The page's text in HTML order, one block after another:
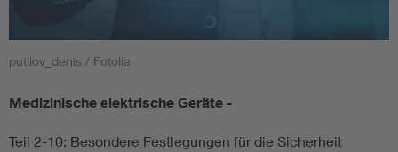
Smart Cities
putilov_denis / Fotolia
Medizinische elektrische Geräte -
Teil 2-10: Besondere Festlegungen für die Sicherheit